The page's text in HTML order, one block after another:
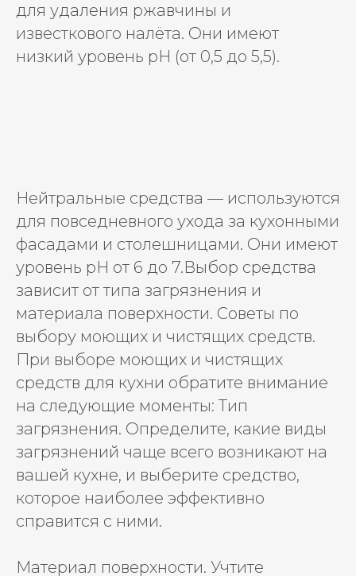
для удаления ржавчины и
известкового налёта. Они имеют
низкий уровень pH (от 0,5 до 5,5).
Нейтральные средства — используются
для повседневного ухода за кухонными
фасадами и столешницами. Они имеют
уровень pH от 6 до 7.Выбор средства
зависит от типа загрязнения и
материала поверхности. Советы по
выбору моющих и чистящих средств.
При выборе моющих и чистящих
средств для кухни обратите внимание
на следующие моменты: Тип
загрязнения. Определите, какие виды
загрязнений чаще всего возникают на
вашей кухне, и выберите средство,
которое наиболее эффективно
справится с ними.
Материал поверхности. Учтите